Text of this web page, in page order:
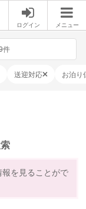
ログイン メニュー
件
送迎対応 お泊り
を見ることがで